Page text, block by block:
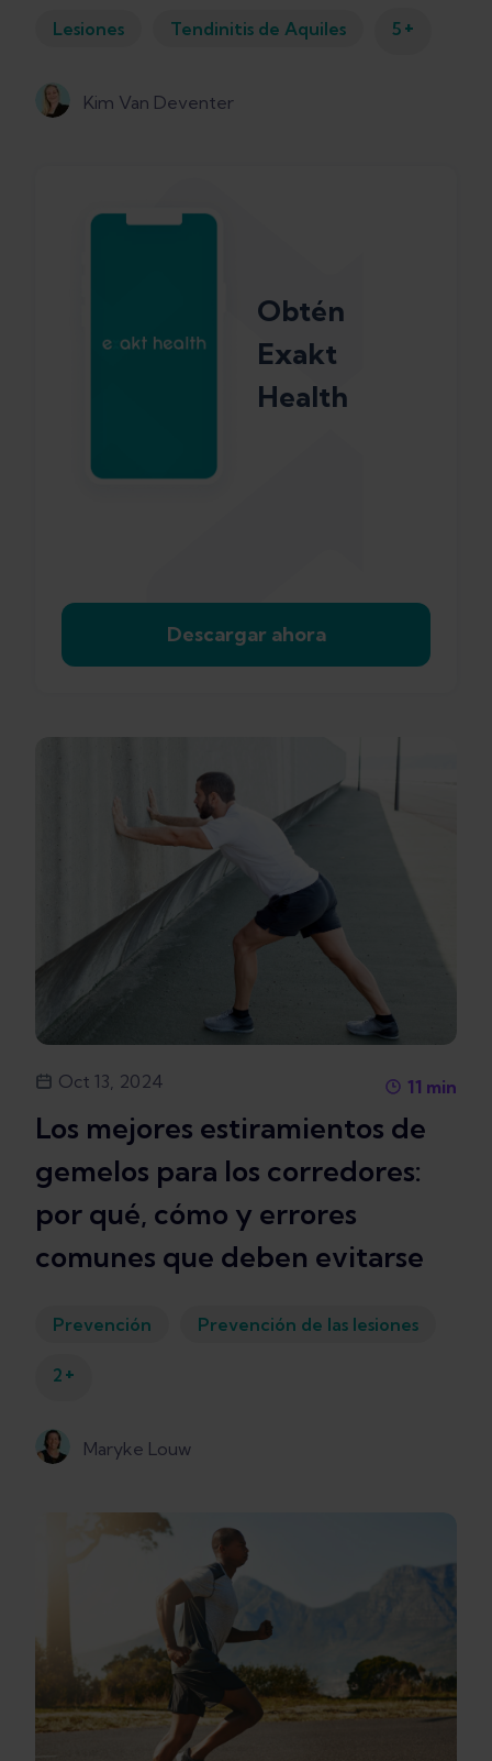
Lesiones Tendinitis de Aquiles 5 +
Kim Van Deventer
Obtén
Exakt
Health
Descargar ahora
Oct 13, 2024 11 min
Los mejores estiramientos de
gemelos para los corredores:
por qué, cómo y errores
comunes que deben evitarse
Prevención Prevención de las lesiones
2 +
Maryke Louw